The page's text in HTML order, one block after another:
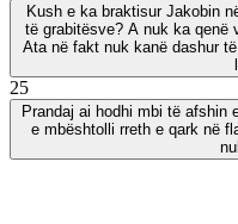
Kush e ka braktisur Jakobin
të grabitësve? A nuk ka qenë
Ata në fakt nuk kanë dashur
25
Prandaj ai hodhi mbi të afshin
e mbështolli rreth e qark në